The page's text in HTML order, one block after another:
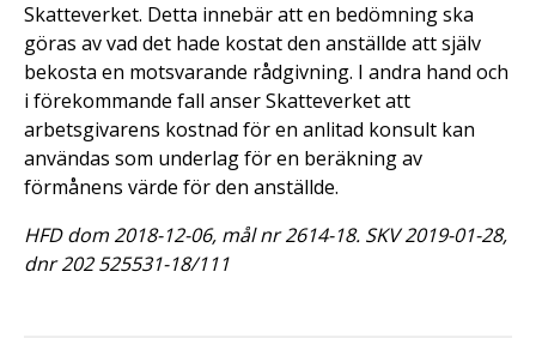
Skatteverket. Detta innebär att en bedömning ska
göras av vad det hade kostat den anställde att själv
bekosta en motsvarande rådgivning. I andra hand och
i förekommande fall anser Skatteverket att
arbetsgivarens kostnad för en anlitad konsult kan
användas som underlag för en beräkning av
förmånens värde för den anställde.
HFD dom 2018-12-06, mål nr 2614-18. SKV 2019-01-28,
dnr 202 525531-18/111